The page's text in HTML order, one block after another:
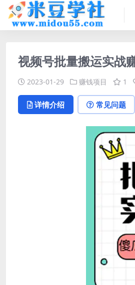
视频号批量搬运实战
2023-01-29 赚钱项目 1
详情介绍 常见问题